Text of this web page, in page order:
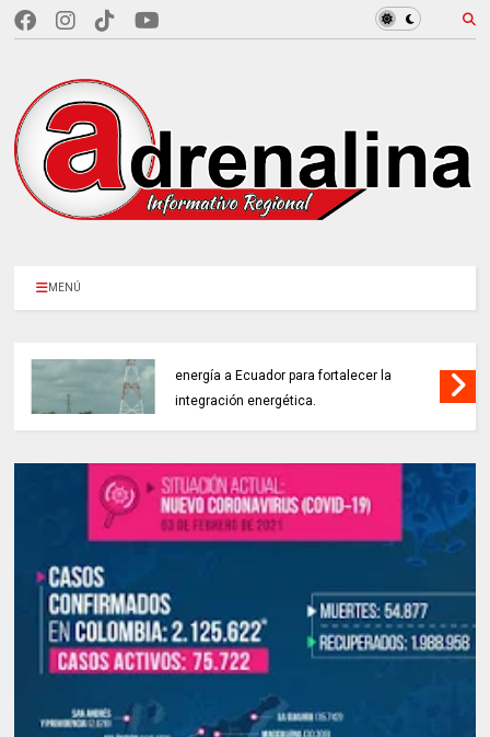
MENÚ
energía a Ecuador para fortalecer la
integración energética.